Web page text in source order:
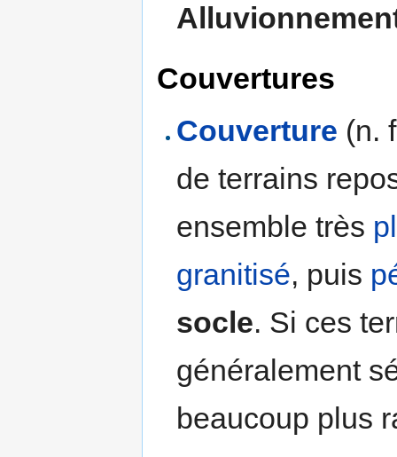
Couvertures
Couverture (n.
de terrains
ensemble très
granitisé, puis
socle. Si ces
généralement
beaucoup plus